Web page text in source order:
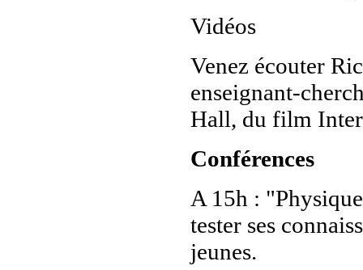
Vidéos
Venez écouter
enseignant-
Hall, du film
Conférences
A 15h :
tester ses
jeunes.